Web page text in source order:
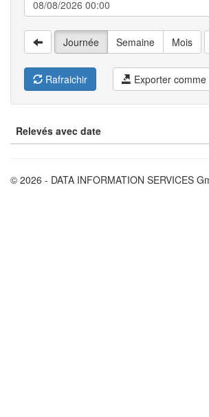
Journée Semaine Mois
Rafraichir Exporter comme
Relevés avec date
© 2026 - DATA INFORMATION SERVICES